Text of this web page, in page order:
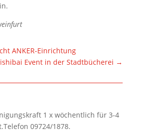
ANKER-Einrichtung
Event in der Stadtbücherei →
1 x wöchentlich für 3-4
09724/1878.